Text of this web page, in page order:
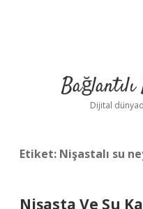
Dijital
Etiket: Nişastalı su
Nişasta Ve Su